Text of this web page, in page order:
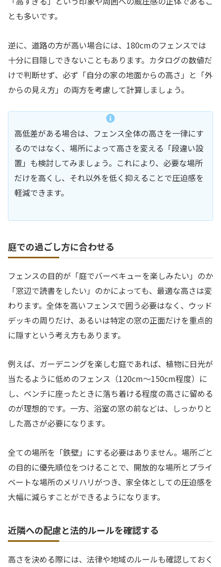
とも多いです。
逆に、道路の方が高い場合には、180cmのフェンスでは
十分に目隠しできないこともあります。カタログの数値だ
けで判断せず、必ず「自分の家の地面からの高さ」と「外
からの見え方」の両方を考慮して計算しましょう。
高低差がある場合は、フェンス全体の高さを一律にす
るのではなく、場所によって高さを変える「段違い設
置」も検討してみましょう。これにより、必要な場所
だけを高くし、それ以外を低く抑えることで圧迫感を
軽減できます。
庭での過ごし方に合わせる
フェンスの目的が「庭でバーベキューを楽しみたい」のか
「窓辺で読書をしたい」のかによっても、最適な高さは変
わります。全体を高いフェンスで囲う必要はなく、ウッド
デッキの周りだけ、あるいは特定の窓の正面だけを重点的
に隠すという考え方もあります。
例えば、ガーデニングを楽しむ庭であれば、植物に日光が
当たるように低めのフェンス（120cm〜150cm程度）に
し、ベンチに座ったときに落ち着ける程度の高さに留める
のが理想的です。一方、浴室の窓の前などは、しっかりと
した高さが必要になります。
全ての場所を「鉄壁」にする必要はありません。場所ごと
の目的に優先順位をつけることで、開放的な場所とプライ
ベートな場所のメリハリがつき、家全体としての圧迫感を
大幅に減らすことができるようになります。
近隣への配慮と法的ルールを確認する
高さを決める際には、法律や地域のルールも確認しておく